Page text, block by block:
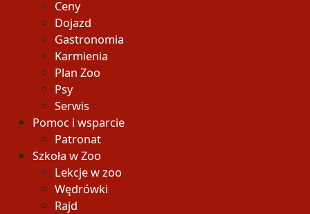
Ceny
Dojazd
Gastronomia
Karmienia
Plan Zoo
Psy
Serwis
Pomoc i wsparcie
Patronat
Szkoła w Zoo
Lekcje w zoo
Wędrówki
Rajd